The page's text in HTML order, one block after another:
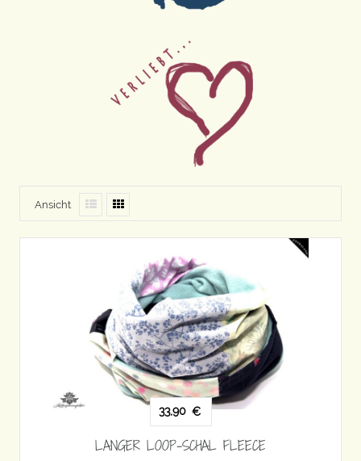
Ansicht
33,90 €
LANGER LOOP-SCHAL FLEECE